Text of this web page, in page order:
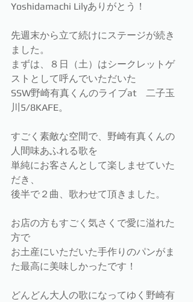
Yoshidamachi Lilyありがとう！
先週末から立て続けにステージが続き
ました。
まずは、８日（土）はシークレットゲ
ストとして呼んでいただいた
SSW野崎有真くんのライブat　二子玉
川5/8KAFE。
すごく素敵な空間で、野崎有真くんの
人間味あふれる歌を
単純にお客さんとして楽しませていた
だき、
後半で２曲、歌わせて頂きました。
お店の方もすごく気さくで愛に溢れた
方で
お土産にいただいた手作りのパンがま
た最高に美味しかったです！
どんどん大人の歌になってゆく野崎有